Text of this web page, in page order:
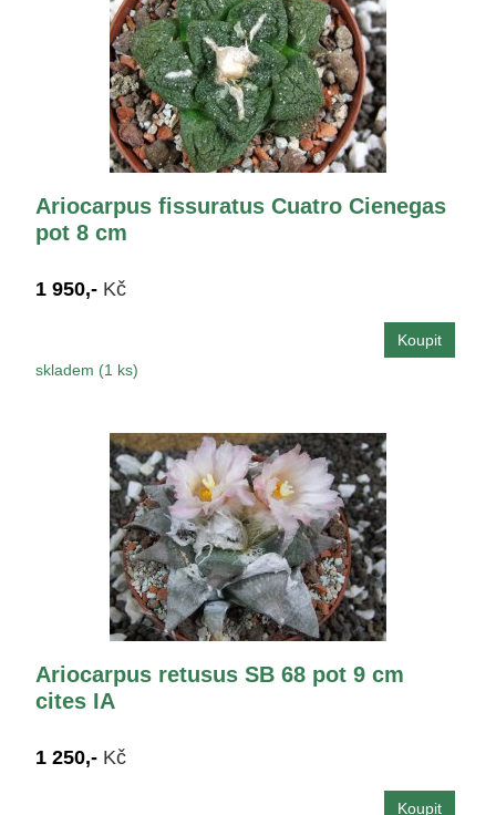
Ariocarpus fissuratus Cuatro Cienegas
pot 8 cm
1 950,- Kč
skladem (1 ks)
Ariocarpus retusus SB 68 pot 9 cm
cites IA
1 250,- Kč